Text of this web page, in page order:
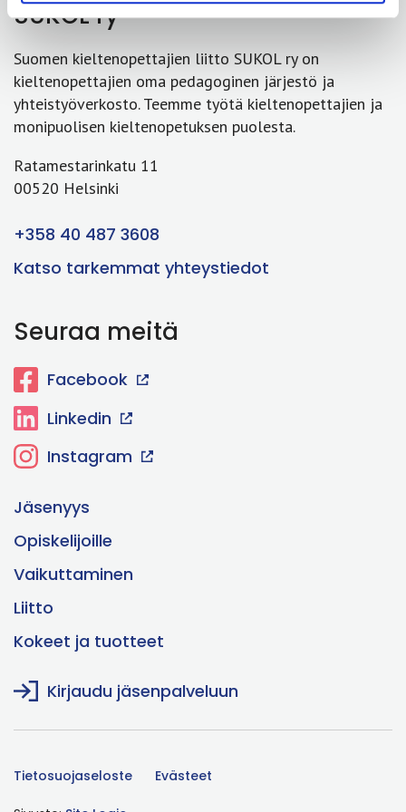
SUKOL ry
Suomen kieltenopettajien liitto SUKOL ry on
kieltenopettajien oma pedagoginen järjestö ja
yhteistyöverkosto. Teemme työtä kieltenopettajien ja
monipuolisen kieltenopetuksen puolesta.
Ratamestarinkatu 11
00520 Helsinki
+358 40 487 3608
Katso tarkemmat yhteystiedot
Seuraa meitä
Facebook
Linkedin
Instagram
Jäsenyys
Opiskelijoille
Vaikuttaminen
Liitto
Kokeet ja tuotteet
Kirjaudu jäsenpalveluun
Tietosuojaseloste Evästeet